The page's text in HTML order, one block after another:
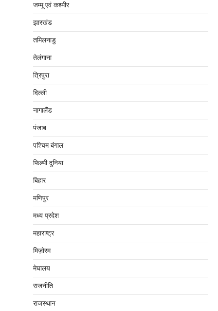
जम्‍मू एवं कश्‍मीर
झारखंड
तमिलनाडु
तेलंगाना
त्रिपुरा
दिल्‍ली
नागालैंड
पंजाब
पश्चिम बंगाल
फिल्मी दुनिया
बिहार
मणिपुर
मध्‍य प्रदेश
महाराष्‍ट्र
मिज़ोरम
मेघालय
राजनीति
राजस्थान